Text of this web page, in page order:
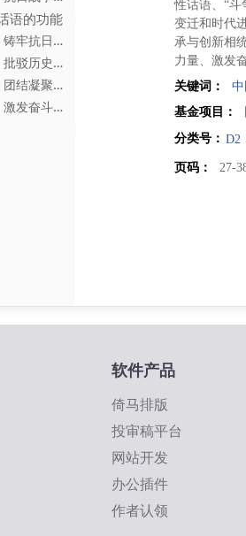
语的功能
牢抗日战争历史的集体记忆
驳历史虚无主义
结凝聚民族力量
发奋斗拼搏动力
性话语、“
变迁和时代
承与创新相
力量、激发
关键词：
基金项目：
分类号： D2
页码： 27-
软件产品
倚马排版
投审稿平台
网站开发
办公插件
作者认领